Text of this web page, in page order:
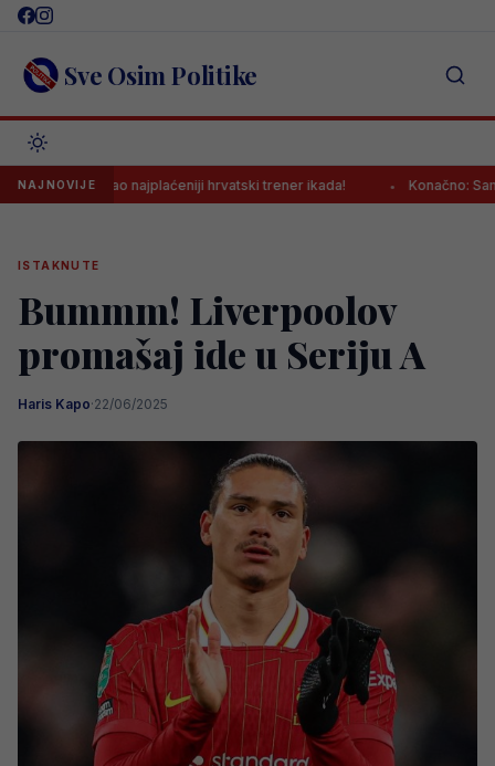
Skip
content Sve Osim Politike
NAJNOVIJE
postao najplaćeniji hrvatski trener ikada! Konačno: Samed
ISTAKNUTE
Bummm! Liverpoolov
promašaj ide u Seriju A
Haris Kapo·22/06/2025